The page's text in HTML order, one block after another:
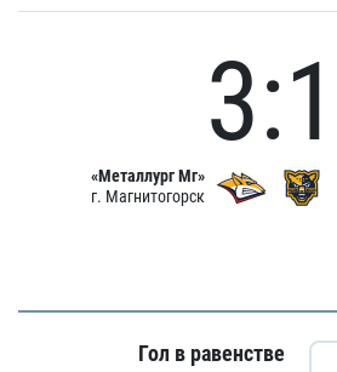
«Металлург Мг»
г. Магнитогорск
3:1
Гол в равенстве